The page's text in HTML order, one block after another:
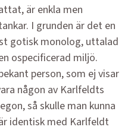
är enkla men
I grunden är det en
gotisk monolog, uttalad
ospecificerad miljö.
person, som ej visar
någon av Karlfeldts
så skulle man kunna
identisk med Karlfeldt